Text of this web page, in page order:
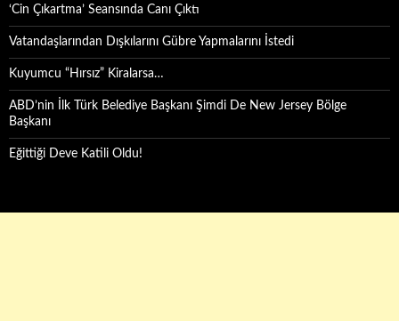
‘Cin Çıkartma’ Seansında Canı Çıktı
Vatandaşlarından Dışkılarını Gübre Yapmalarını İstedi
Kuyumcu “Hırsız” Kiralarsa…
ABD’nin İlk Türk Belediye Başkanı Şimdi De New Jersey Bölge
Başkanı
Eğittiği Deve Katili Oldu!